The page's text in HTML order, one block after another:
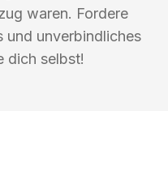
waren. Fordere
und unverbindliches
dich selbst!